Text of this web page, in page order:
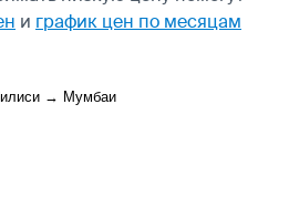
и график цен по месяцам